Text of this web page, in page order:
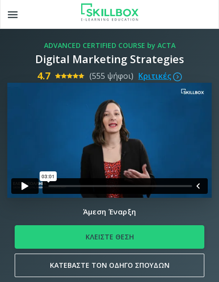
ADVANCED CERTIFIED COURSE by ACTA
Digital Marketing Strategies
4.7 (555 ψήφοι) Κριτικές
Άμεση Έναρξη
ΚΛΕΙΣΤΕ ΘΕΣΗ
ΚΑΤΕΒΑΣΤΕ ΤΟΝ ΟΔΗΓΟ ΣΠΟΥΔΩΝ